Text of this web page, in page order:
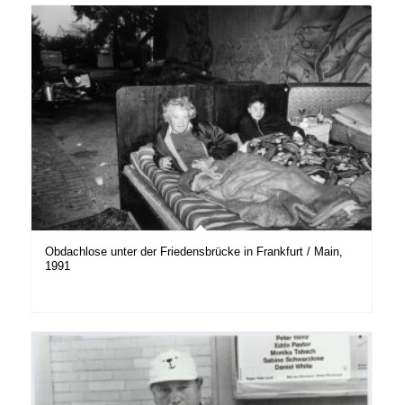
Obdachlose unter der Friedensbrücke in Frankfurt / Main,
1991